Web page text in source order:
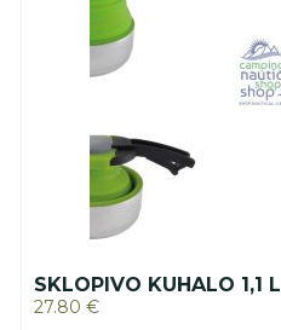
SKLOPIVO KUHALO 1,1 L
27.80 €